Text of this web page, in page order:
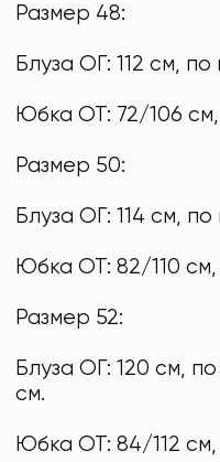
Размер 48:
Блуза ОГ: 112 см,
Юбка ОТ: 72/106
Размер 50:
Блуза ОГ: 114 см,
Юбка ОТ: 82/110 см,
Размер 52:
Блуза ОГ: 120 см,
см.
Юбка ОТ: 84/112 см,